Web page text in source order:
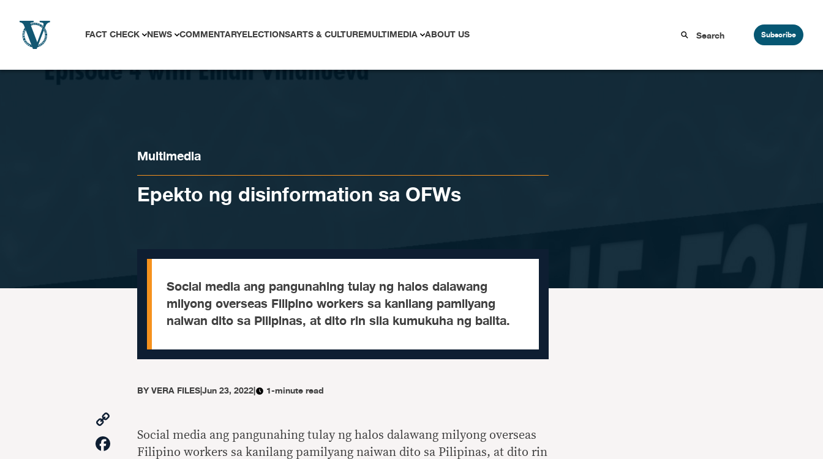
FACT CHECK NEWS COMMENTARYELECTIONSARTS & CULTUREMULTIMEDIA ABOUT US Subscribe
Multimedia
Epekto ng disinformation sa OFWs
Social media ang pangunahing tulay ng halos dalawang
milyong overseas Filipino workers sa kanilang pamilyang
naiwan dito sa Pilipinas, at dito rin sila kumukuha ng balita.
BYVERA FILES|Jun 23, 2022| 1-minute read
Link
Facebook
Social media ang pangunahing tulay ng halos dalawang milyong overseas
Filipino workers sa kanilang pamilyang naiwan dito sa Pilipinas, at dito rin